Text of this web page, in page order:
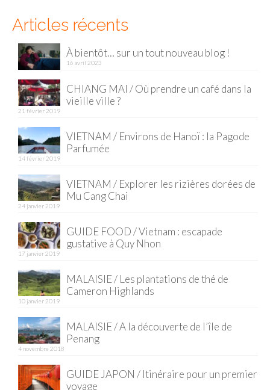
Vietnam
Hanoi
Hué
Mu Cang Chai
Quy Nhon
France
Paris
Saint-Malo
Articles récents
À bientôt… sur un tout nouveau blog !
16 avril 2023
CHIANG MAI / Où prendre un café dans la
vieille ville ?
21 février 2019
VIETNAM / Environs de Hanoï : la Pagode
Parfumée
14 février 2019
VIETNAM / Explorer les rizières dorées de
Mu Cang Chai
24 janvier 2019
GUIDE FOOD / Vietnam : escapade
gustative à Quy Nhon
17 janvier 2019
MALAISIE / Les plantations de thé de
Cameron Highlands
10 janvier 2019
MALAISIE / A la découverte de l’île de
Penang
4 novembre 2018
GUIDE JAPON / Itinéraire pour un premier
voyage